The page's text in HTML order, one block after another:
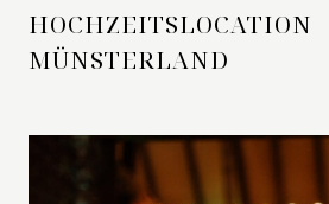
HOCHZEITSLOCATION
MÜNSTERLAND